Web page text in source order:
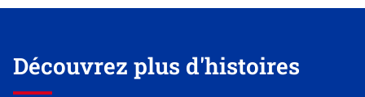
Découvrez plus d'histoires